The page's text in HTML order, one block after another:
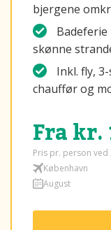
bjergene
skønne
Inkl. fly,
chauffør og
Fra kr.
Pris pr. person
København
August